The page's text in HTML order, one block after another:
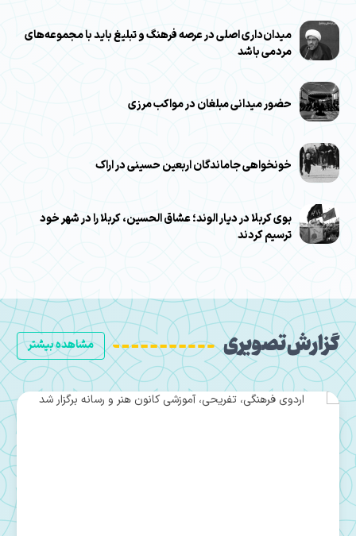
میدان‌داری اصلی در عرصه فرهنگ و تبلیغ باید با مجموعه‌های
مردمی باشد
حضور میدانی مبلغان در مواکب مرزی
خونخواهی جاماندگان اربعین حسینی در اراک
بوی کربلا در دیار الوند؛ عشاق الحسین، کربلا را در شهر خود
ترسیم کردند
مشاهده بیشتر گزارش تصویری